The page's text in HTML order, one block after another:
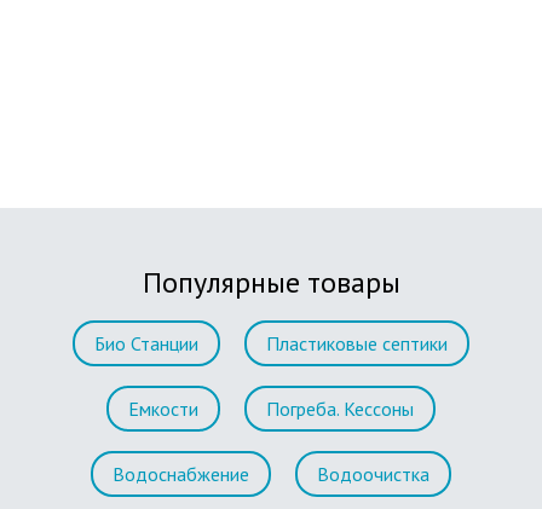
Популярные товары
Био Станции Пластиковые септики
Емкости Погреба. Кессоны
Водоснабжение Водоочистка